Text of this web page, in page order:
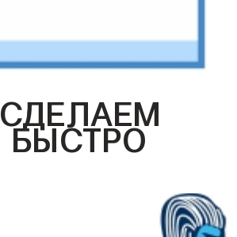
СДЕЛАЕМ
БЫСТРО